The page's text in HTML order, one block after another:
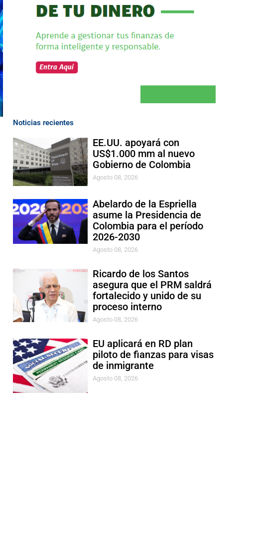
Noticias recientes
EE.UU. apoyará con
US$1.000 mm al nuevo
Gobierno de Colombia
Agosto 08, 2026
Abelardo de la Espriella
asume la Presidencia de
Colombia para el período
2026-2030
Agosto 08, 2026
Ricardo de los Santos
asegura que el PRM saldrá
fortalecido y unido de su
proceso interno
Agosto 08, 2026
EU aplicará en RD plan
piloto de fianzas para visas
de inmigrante
Agosto 08, 2026